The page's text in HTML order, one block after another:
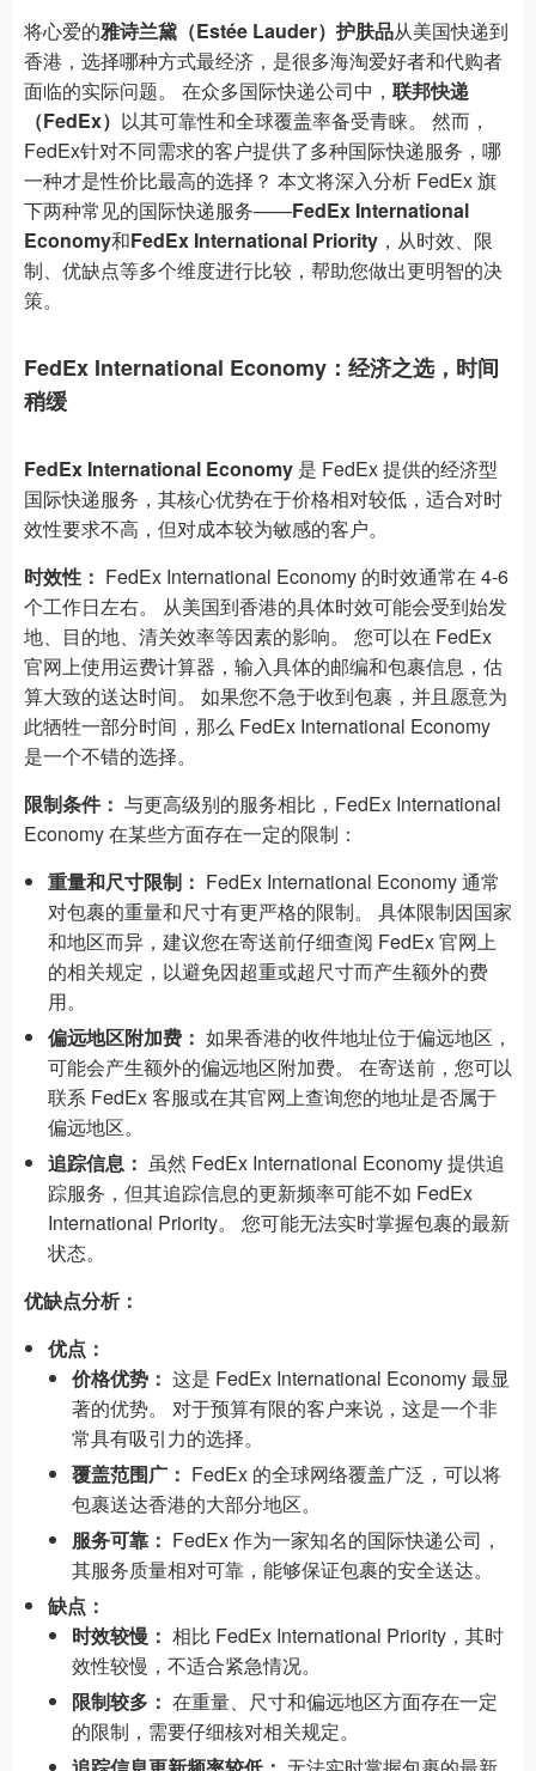
将心爱的雅诗兰黛（Estée Lauder）护肤品从美国快递到
香港，选择哪种方式最经济，是很多海淘爱好者和代购者
面临的实际问题。 在众多国际快递公司中， 联邦快递
（FedEx） 以其可靠性和全球覆盖率备受青睐。 然而，
FedEx针对不同需求的客户提供了多种国际快递服务，哪
一种才是性价比最高的选择？ 本文将深入分析 FedEx 旗
下两种常见的国际快递服务——FedEx International
Economy和FedEx International Priority ，从时效、限
制、优缺点等多个维度进行比较，帮助您做出更明智的决
策。
FedEx International Economy：经济之选，时间
稍缓
FedEx International Economy 是 FedEx 提供的经济型
国际快递服务，其核心优势在于价格相对较低，适合对时
效性要求不高，但对成本较为敏感的客户。
时效性： FedEx International Economy 的时效通常在 4-6
个工作日左右。 从美国到香港的具体时效可能会受到始发
地、目的地、清关效率等因素的影响。 您可以在 FedEx
官网上使用运费计算器，输入具体的邮编和包裹信息，估
算大致的送达时间。 如果您不急于收到包裹，并且愿意为
此牺牲一部分时间，那么 FedEx International Economy
是一个不错的选择。
限制条件： 与更高级别的服务相比，FedEx International
Economy 在某些方面存在一定的限制：
重量和尺寸限制： FedEx International Economy 通常
对包裹的重量和尺寸有更严格的限制。 具体限制因国家
和地区而异，建议您在寄送前仔细查阅 FedEx 官网上
的相关规定，以避免因超重或超尺寸而产生额外的费
用。
偏远地区附加费： 如果香港的收件地址位于偏远地区，
可能会产生额外的偏远地区附加费。 在寄送前，您可以
联系 FedEx 客服或在其官网上查询您的地址是否属于
偏远地区。
追踪信息： 虽然 FedEx International Economy 提供追
踪服务，但其追踪信息的更新频率可能不如 FedEx
International Priority。 您可能无法实时掌握包裹的最新
状态。
优缺点分析：
优点：
价格优势： 这是 FedEx International Economy 最显
著的优势。 对于预算有限的客户来说，这是一个非
常具有吸引力的选择。
覆盖范围广： FedEx 的全球网络覆盖广泛，可以将
包裹送达香港的大部分地区。
服务可靠： FedEx 作为一家知名的国际快递公司，
其服务质量相对可靠，能够保证包裹的安全送达。
缺点：
时效较慢： 相比 FedEx International Priority，其时
效性较慢，不适合紧急情况。
限制较多： 在重量、尺寸和偏远地区方面存在一定
的限制，需要仔细核对相关规定。